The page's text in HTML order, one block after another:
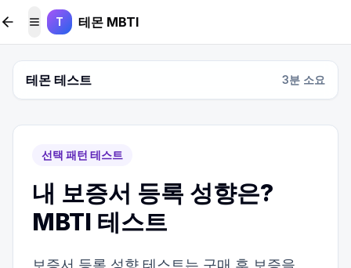
본문 바로가기
메뉴 토글
T 테몬 MBTI
테몬 테스트 3분 소요
선택 패턴 테스트
내 보증서 등록 성향은?
MBTI 테스트
보증서 등록 성향 테스트는 구매 후 보증을